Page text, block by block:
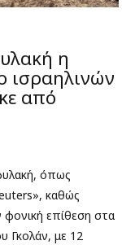
η
ισραηλινών
από
όπως
καθώς
φονική επίθεση στα
Γκολάν, με 12